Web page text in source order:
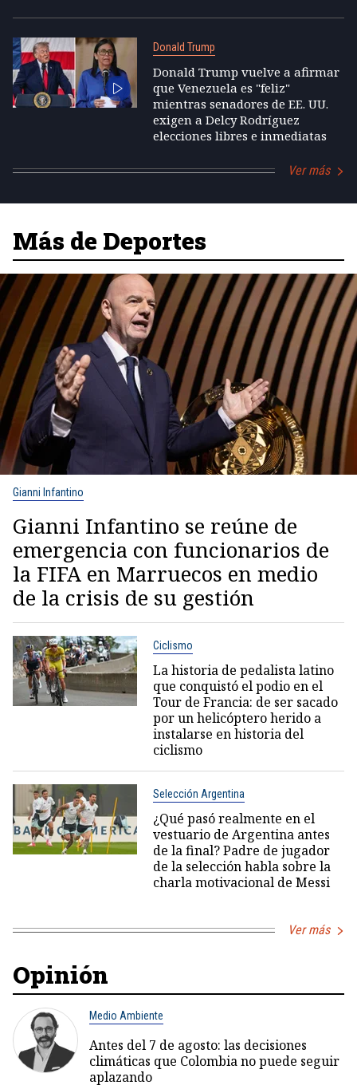
Donald Trump
Donald Trump vuelve a afirmar
que Venezuela es "feliz"
mientras senadores de EE. UU.
exigen a Delcy Rodríguez
elecciones libres e inmediatas
Ver más
Más de Deportes
Gianni Infantino
Gianni Infantino se reúne de
emergencia con funcionarios de
la FIFA en Marruecos en medio
de la crisis de su gestión
Ciclismo
La historia de pedalista latino
que conquistó el podio en el
Tour de Francia: de ser sacado
por un helicóptero herido a
instalarse en historia del
ciclismo
Selección Argentina
¿Qué pasó realmente en el
vestuario de Argentina antes
de la final? Padre de jugador
de la selección habla sobre la
charla motivacional de Messi
Ver más
Opinión
Medio Ambiente
Antes del 7 de agosto: las decisiones
climáticas que Colombia no puede seguir
aplazando